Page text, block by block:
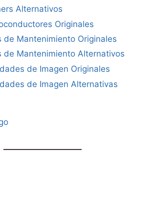
Alternativos
Originales
de Mantenimiento Originales
de Mantenimiento Alternativos
de Imagen Originales
de Imagen Alternativas